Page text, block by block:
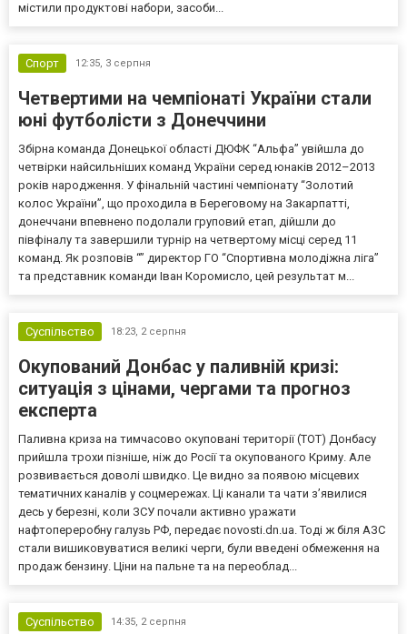
містили продуктові набори, засоби...
Спорт 12:35, 3 серпня
Четвертими на чемпіонаті України стали
юні футболісти з Донеччини
Збірна команда Донецької області ДЮФК “Альфа” увійшла до
четвірки найсильніших команд України серед юнаків 2012–2013
років народження. У фінальній частині чемпіонату “Золотий
колос України”, що проходила в Береговому на Закарпатті,
донеччани впевнено подолали груповий етап, дійшли до
півфіналу та завершили турнір на четвертому місці серед 11
команд. Як розповів “” директор ГО “Спортивна молодіжна ліга”
та представник команди Іван Коромисло, цей результат м...
Суспільство 18:23, 2 серпня
Окупований Донбас у паливній кризі:
ситуація з цінами, чергами та прогноз
експерта
Паливна криза на тимчасово окуповані території (ТОТ) Донбасу
прийшла трохи пізніше, ніж до Росії та окупованого Криму. Але
розвивається доволі швидко. Це видно за появою місцевих
тематичних каналів у соцмережах. Ці канали та чати з’явилися
десь у березні, коли ЗСУ почали активно уражати
нафтопереробну галузь РФ, передає novosti.dn.ua. Тоді ж біля АЗС
стали вишиковуватися великі черги, були введені обмеження на
продаж бензину. Ціни на пальне та на переоблад...
Суспільство 14:35, 2 серпня